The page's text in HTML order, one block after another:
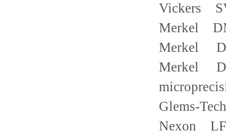
Vickers
Merkel
Merkel
Merkel
Glems-
Nexon